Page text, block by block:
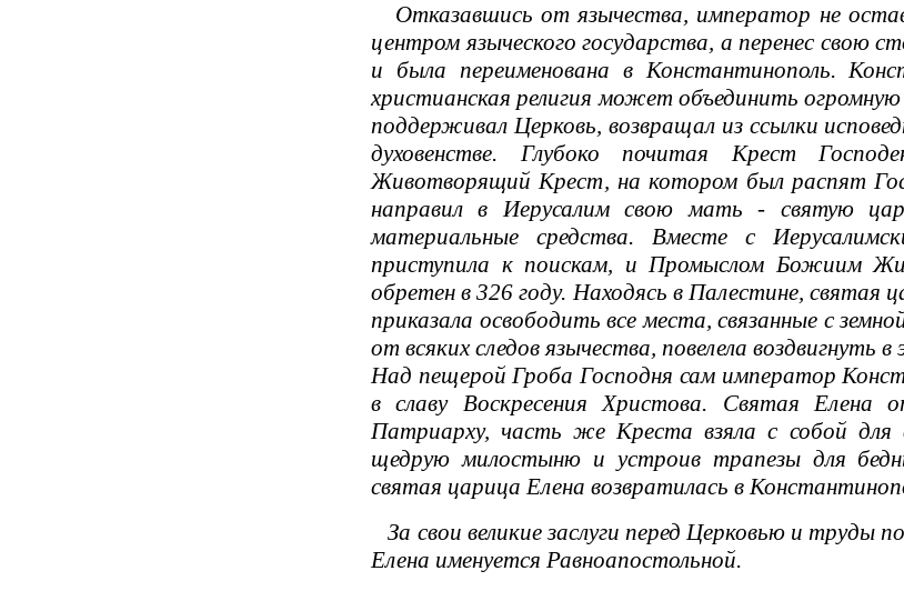
Отказавшись от язычества, император не
центром языческого государства, а перенес свою
и была переименована в Константинополь.
христианская религия может объединить
поддерживал Церковь, возвращал из ссылки
духовенстве. Глубоко почитая Крест
Животворящий Крест, на котором был распят
направил в Иерусалим свою мать - святую
материальные средства. Вместе с
приступила к поискам, и Промыслом Божиим
обретен в 326 году. Находясь в Палестине, святая
приказала освободить все места, связанные с
от всяких следов язычества, повелела
Над пещерой Гроба Господня сам император
в славу Воскресения Христова. Святая
Патриарху, часть же Креста взяла с собой для
щедрую милостыню и устроив трапезы для
святая царица Елена возвратилась в
За свои великие заслуги перед Церковью и
Елена именуется Равноапостольной.